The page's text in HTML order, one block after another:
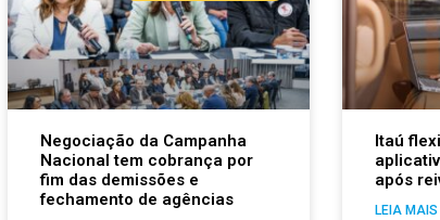
Negociação da Campanha
Nacional tem cobrança por
fim das demissões e
fechamento de agências
Itaú
após
LEIA MAIS